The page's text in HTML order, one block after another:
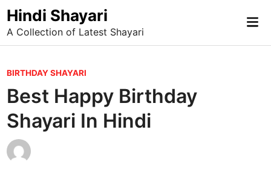
Skip
to
content
Hindi Shayari
A Collection of Latest Shayari
P
o
s
t
e
d
BIRTHDAY SHAYARI
Best Happy Birthday
Shayari In Hindi